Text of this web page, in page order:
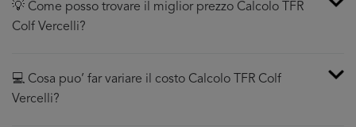
💡 Come posso trovare il miglior prezzo Calcolo TFR
Colf Vercelli?
💻 Cosa puo’ far variare il costo Calcolo TFR Colf
Vercelli?